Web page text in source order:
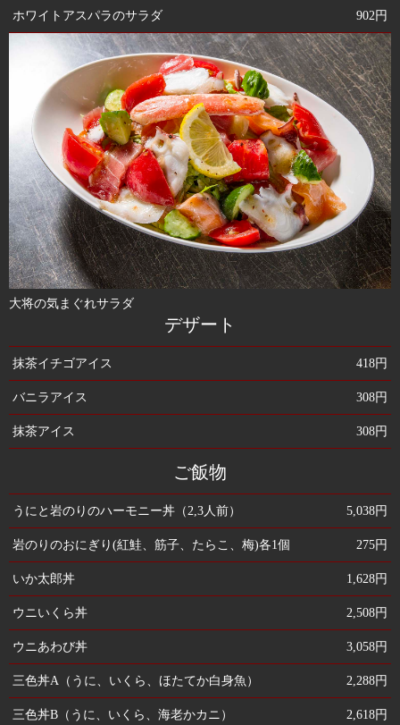
ホワイトアスパラのサラダ 902円
大将の気まぐれサラダ
デザート
抹茶イチゴアイス 418円
バニラアイス 308円
抹茶アイス 308円
ご飯物
うにと岩のりのハーモニー丼（2,3人前） 5,038円
岩のりのおにぎり(紅鮭、筋子、たらこ、梅)各1個 275円
いか太郎丼 1,628円
ウニいくら丼 2,508円
ウニあわび丼 3,058円
三色丼A（うに、いくら、ほたてか白身魚） 2,288円
三色丼B（うに、いくら、海老かカニ） 2,618円